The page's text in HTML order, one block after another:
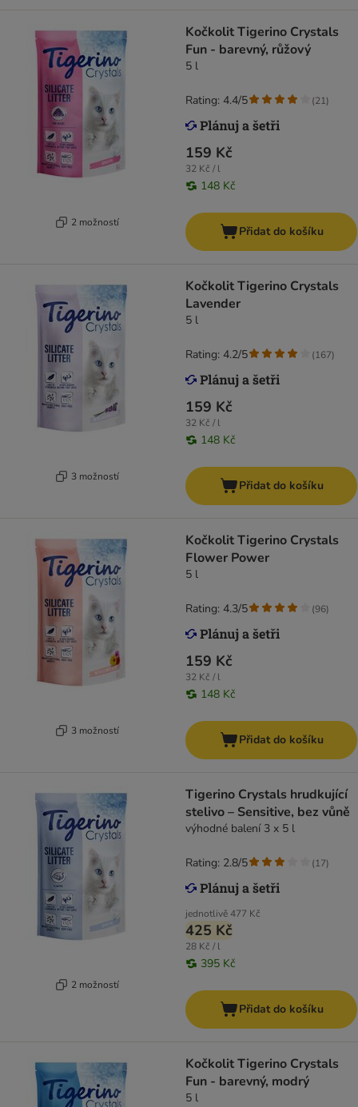
2 možností
Kočkolit Tigerino Crystals
Fun - barevný, růžový
5 l
159 Kč
32 Kč / l
148 Kč
Rating: 4.4/5 (21)
Přidat do košíku
3 možností
Kočkolit Tigerino Crystals
Lavender
5 l
159 Kč
32 Kč / l
148 Kč
Rating: 4.2/5 (167)
Přidat do košíku
3 možností
Kočkolit Tigerino Crystals
Flower Power
5 l
159 Kč
32 Kč / l
148 Kč
Rating: 4.3/5 (96)
Přidat do košíku
2 možností
Tigerino Crystals hrudkující
stelivo – Sensitive, bez vůně
výhodné balení 3 x 5 l
jednotlivě477 Kč
425 Kč
28 Kč / l
395 Kč
Rating: 2.8/5 (17)
Přidat do košíku
Kočkolit Tigerino Crystals
Fun - barevný, modrý
5 l